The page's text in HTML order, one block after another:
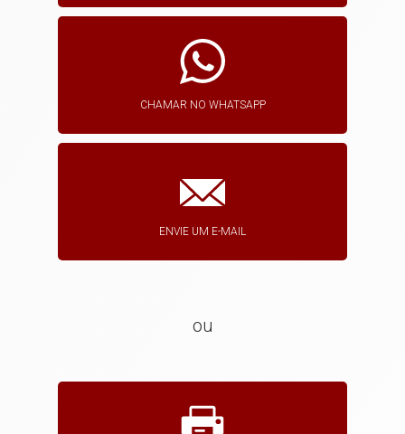
CHAMAR NO WHATSAPP
ENVIE UM E-MAIL
ou